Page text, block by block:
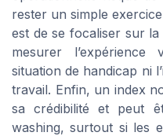
rester un simple
est de se focaliser sur
mesurer
situation de handicap ni
travail. Enfin, un index
sa crédibilité et peut
washing, surtout si les